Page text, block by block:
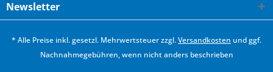
Newsletter
* Alle Preise inkl. gesetzl. Mehrwertsteuer zzgl.Versandkosten und ggf.
Nachnahmegebühren, wenn nicht anders beschrieben